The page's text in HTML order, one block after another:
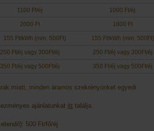
1100 Ft/éj 1000 Ft/éj
2000 Ft 1800 Ft
Ft/kWh (min. 500Ft) 155 Ft/kWh (min. 500Ft)
250 Ft/éj vagy 300Ft/éj 250 Ft/éj vagy 300Ft/éj
350 Ft/éj vagy 500Ft/éj 350 Ft/éj vagy 500Ft/éj
miatt, minden áramos szekrényünket egyedi
ajánlatunkat itt találja.
500 Ft/fő/éj